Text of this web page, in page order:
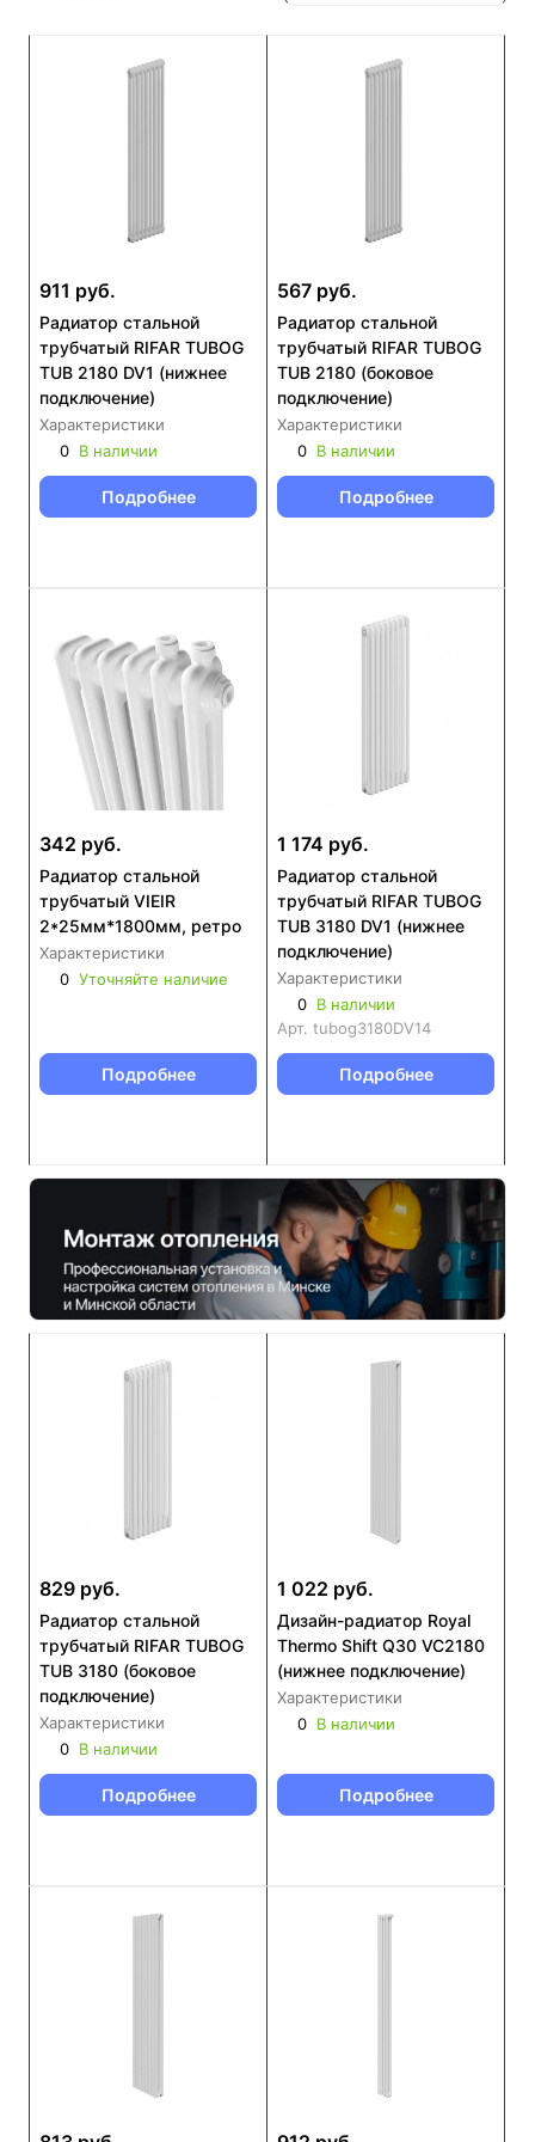
911 руб.
Радиатор стальной
трубчатый RIFAR TUBOG
TUB 2180 DV1 (нижнее
подключение)
Характеристики
0 В наличии
Подробнее
567 руб.
Радиатор стальной
трубчатый RIFAR TUBOG
TUB 2180 (боковое
подключение)
Характеристики
0 В наличии
Подробнее
342 руб.
Радиатор стальной
трубчатый VIEIR
2*25мм*1800мм, ретро
Характеристики
0 Уточняйте наличие
Подробнее
1 174 руб.
Радиатор стальной
трубчатый RIFAR TUBOG
TUB 3180 DV1 (нижнее
подключение)
Характеристики
0 В наличии
Арт. tubog3180DV14
Подробнее
829 руб.
Радиатор стальной
трубчатый RIFAR TUBOG
TUB 3180 (боковое
подключение)
Характеристики
0 В наличии
Подробнее
1 022 руб.
Дизайн-радиатор Royal
Thermo Shift Q30 VC2180
(нижнее подключение)
Характеристики
0 В наличии
Подробнее